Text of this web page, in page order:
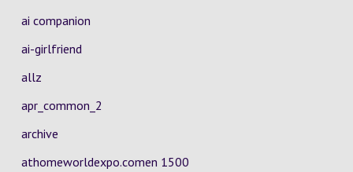
ai companion
ai-girlfriend
allz
apr_common_2
archive
athomeworldexpo.comen 1500